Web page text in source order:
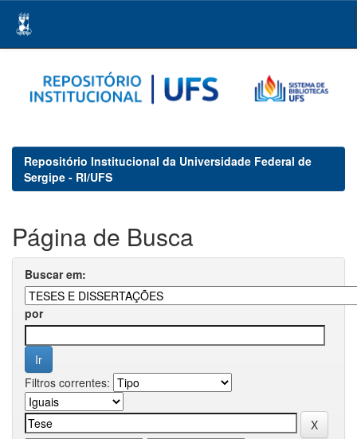
navigation
Repositório Institucional da Universidade Federal de
Sergipe - RI/UFS
Página de Busca
Buscar em:
por
Filtros correntes: